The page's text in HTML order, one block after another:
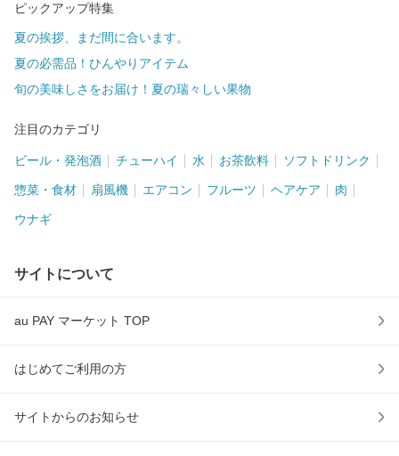
ピックアップ特集
夏の挨拶、まだ間に合います。
夏の必需品！ひんやりアイテム
旬の美味しさをお届け！夏の瑞々しい果物
注目のカテゴリ
ビール・発泡酒 チューハイ 水 お茶飲料 ソフトドリンク
惣菜・食材 扇風機 エアコン フルーツ ヘアケア 肉
ウナギ
サイトについて
au PAY マーケット TOP
はじめてご利用の方
サイトからのお知らせ